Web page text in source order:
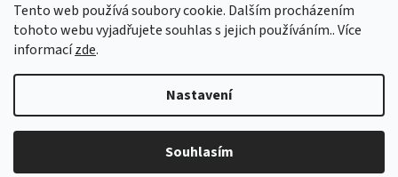
Tento web používá soubory cookie. Dalším procházením
tohoto webu vyjadřujete souhlas s jejich používáním.. Více
informacízde.
Nastavení
Souhlasím
Copyright 2026Čmáralkov. Všechna práva vyhrazena.Upravit
nastavení cookies